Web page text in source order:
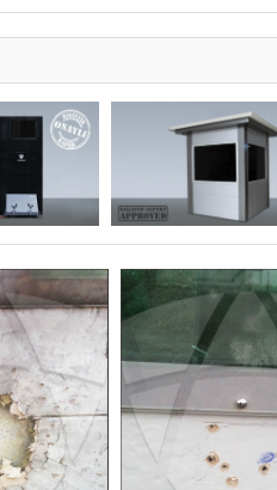
(6 mm)
sabitlenebilir özelliğe sahiptir.